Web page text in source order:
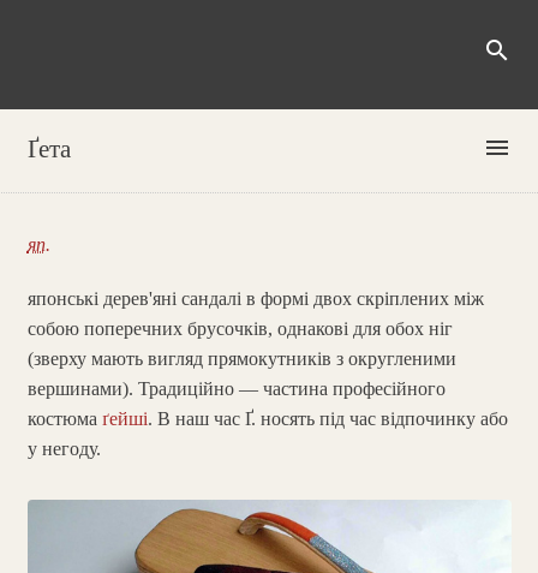
search
Ґета menu
яп.
японські дерев'яні сандалі в формі двох скріплених між
собою поперечних брусочків, однакові для обох ніг
(зверху мають вигляд прямокутників з округленими
вершинами). Традиційно — частина професійного
костюма ґейші. В наш час Ґ. носять під час відпочинку або
у негоду.